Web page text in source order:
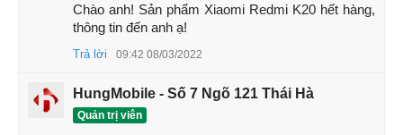
Redmi K20 khả năng hiển thị hình ảnh sắc nét, màu sắc rực
rỡ, sống động cùng vị trí góc nhìn đa chiều.
Chào anh! Sản phẩm Xiaomi Redmi K20 hết hàng,
thông tin đến anh ạ!
Trả lời 09:42 08/03/2022
HungMobile - Số 7 Ngõ 121 Thái Hà
Quản trị viên